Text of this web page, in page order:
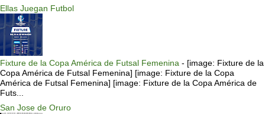
Ellas Juegan Futbol
Fixture de la Copa América de Futsal Femenina - [image: Fixture de la
Copa América de Futsal Femenina] [image: Fixture de la Copa
América de Futsal Femenina] [image: Fixture de la Copa América de
Futs...
San Jose de Oruro